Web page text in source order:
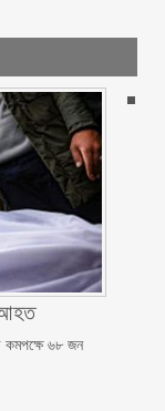
আহত
কমপক্ষে ৬৮ জন